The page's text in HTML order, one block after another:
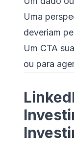
Uma
deveriam
Um CTA
ou para